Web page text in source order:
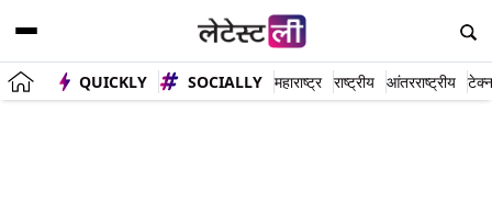
QUICKLY SOCIALLY महाराष्ट्र राष्ट्रीय आंतरराष्ट्रीय